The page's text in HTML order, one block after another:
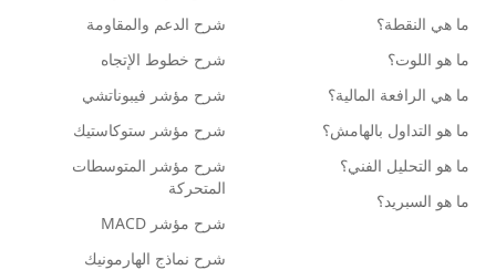
ما هي النقطة؟
ما هو اللوت؟
ما هي الرافعة المالية؟
ما هو التداول بالهامش؟
ما هو التحليل الفني؟
ما هو السبريد؟
شرح الدعم والمقاومة
شرح خطوط الإتجاه
شرح مؤشر فيبوناتشي
شرح مؤشر ستوكاستيك
شرح مؤشر المتوسطات
المتحركة
شرح مؤشر MACD
شرح نماذج الهارمونيك